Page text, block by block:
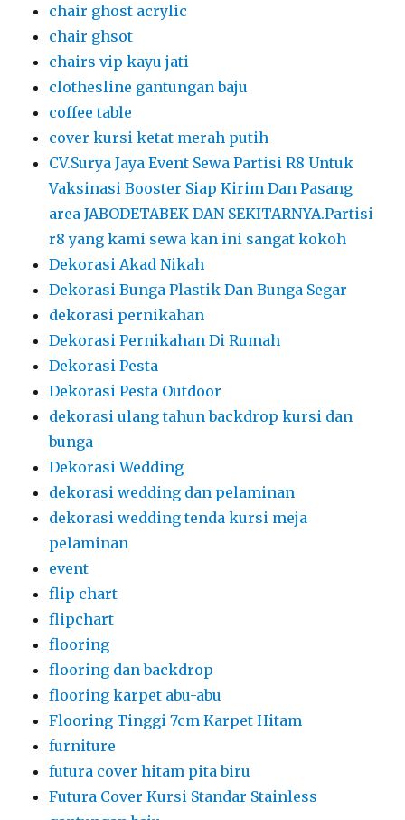
chair ghost acrylic
chair ghsot
chairs vip kayu jati
clothesline gantungan baju
coffee table
cover kursi ketat merah putih
CV.Surya Jaya Event Sewa Partisi R8 Untuk
Vaksinasi Booster Siap Kirim Dan Pasang
area JABODETABEK DAN SEKITARNYA.Partisi
r8 yang kami sewa kan ini sangat kokoh
Dekorasi Akad Nikah
Dekorasi Bunga Plastik Dan Bunga Segar
dekorasi pernikahan
Dekorasi Pernikahan Di Rumah
Dekorasi Pesta
Dekorasi Pesta Outdoor
dekorasi ulang tahun backdrop kursi dan
bunga
Dekorasi Wedding
dekorasi wedding dan pelaminan
dekorasi wedding tenda kursi meja
pelaminan
event
flip chart
flipchart
flooring
flooring dan backdrop
flooring karpet abu-abu
Flooring Tinggi 7cm Karpet Hitam
furniture
futura cover hitam pita biru
Futura Cover Kursi Standar Stainless